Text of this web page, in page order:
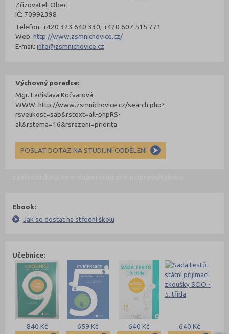
Zřizovatel: Obec
IČ: 70992398
Telefon: +420 323 640 330, +420 607 515 771
Web:http://www.zsmnichovice.cz/
E-mail:info@zsmnichovice.cz
Výchovný poradce:
Mgr. Ladislava Kočvarová
WWW: http://www.zsmnichovice.cz/search.php?
rsvelikost=sab&rstext=all-phpRS-
all&rstema=16&rsrazeni=priorita
POSLAT DOTAZ NA STUDIJNÍ ODDĚLENÍ
Ebook:
Jak se dostat na střední školu
Učebnice:
840 Kč
659 Kč
640 Kč
640 Kč